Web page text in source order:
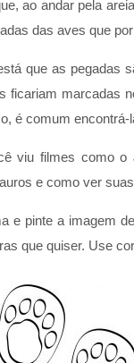
ao andar pela
das aves que
que as pegadas
ficariam marcadas
é comum encontrá-
viu filmes como o
e como ver
e pinte a imagem
que quiser. Use